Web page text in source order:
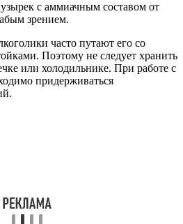
с аммиачным составом от
зрением.
часто путают его со
Поэтому не следует хранить
или холодильнике. При работе с
придерживаться